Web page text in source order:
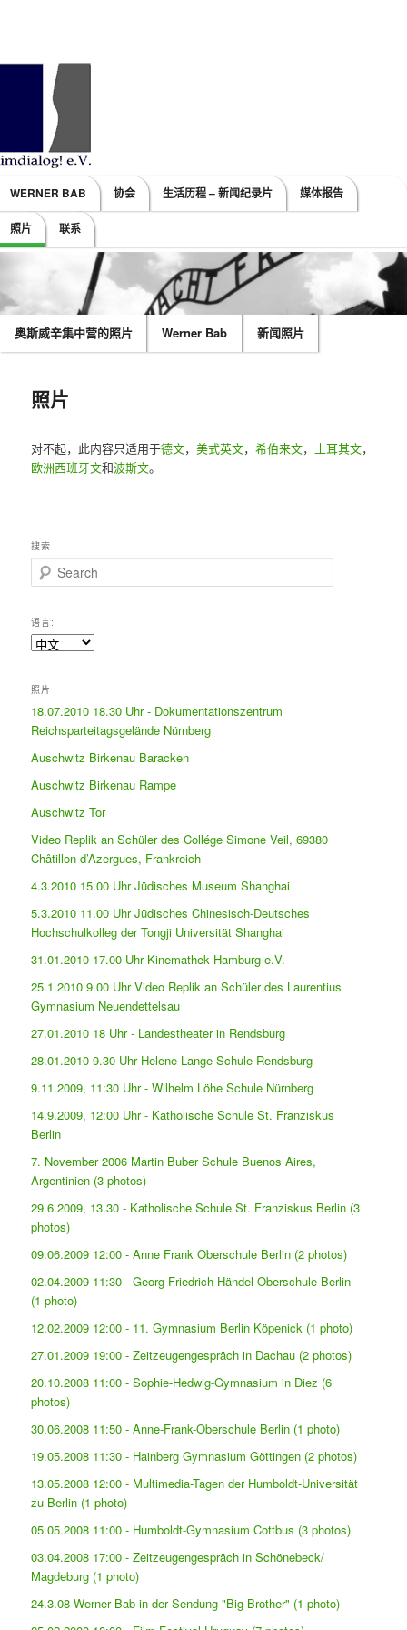
Main menu
SKIP TO PRIMARY CONTENT
SKIP TO SECONDARY CONTENT
WERNER BAB 协会 生活历程 – 新闻纪录片 媒体报告
照片 联系
奥斯威辛集中营的照片 Werner Bab 新闻照片
照片
对不起，此内容只适用于德文，美式英文，希伯来文， 土耳其文，
欧洲西班牙文和波斯文。
搜索
Search
语言:
照片
18.07.2010 18.30 Uhr - Dokumentationszentrum
Reichsparteitagsgelände Nürnberg
Auschwitz Birkenau Baracken
Auschwitz Birkenau Rampe
Auschwitz Tor
Video Replik an Schüler des Collége Simone Veil, 69380
Châtillon d’Azergues, Frankreich
4.3.2010 15.00 Uhr Jüdisches Museum Shanghai
5.3.2010 11.00 Uhr Jüdisches Chinesisch-Deutsches
Hochschulkolleg der Tongji Universität Shanghai
31.01.2010 17.00 Uhr Kinemathek Hamburg e.V.
25.1.2010 9.00 Uhr Video Replik an Schüler des Laurentius
Gymnasium Neuendettelsau
27.01.2010 18 Uhr - Landestheater in Rendsburg
28.01.2010 9.30 Uhr Helene-Lange-Schule Rendsburg
9.11.2009, 11:30 Uhr - Wilhelm Löhe Schule Nürnberg
14.9.2009, 12:00 Uhr - Katholische Schule St. Franziskus
Berlin
7. November 2006 Martin Buber Schule Buenos Aires,
Argentinien (3 photos)
29.6.2009, 13.30 - Katholische Schule St. Franziskus Berlin (3
photos)
09.06.2009 12:00 - Anne Frank Oberschule Berlin (2 photos)
02.04.2009 11:30 - Georg Friedrich Händel Oberschule Berlin
(1 photo)
12.02.2009 12:00 - 11. Gymnasium Berlin Köpenick (1 photo)
27.01.2009 19:00 - Zeitzeugengespräch in Dachau (2 photos)
20.10.2008 11:00 - Sophie-Hedwig-Gymnasium in Diez (6
photos)
30.06.2008 11:50 - Anne-Frank-Oberschule Berlin (1 photo)
19.05.2008 11:30 - Hainberg Gymnasium Göttingen (2 photos)
13.05.2008 12:00 - Multimedia-Tagen der Humboldt-Universität
zu Berlin (1 photo)
05.05.2008 11:00 - Humboldt-Gymnasium Cottbus (3 photos)
03.04.2008 17:00 - Zeitzeugengespräch in Schönebeck/
Magdeburg (1 photo)
24.3.08 Werner Bab in der Sendung "Big Brother" (1 photo)